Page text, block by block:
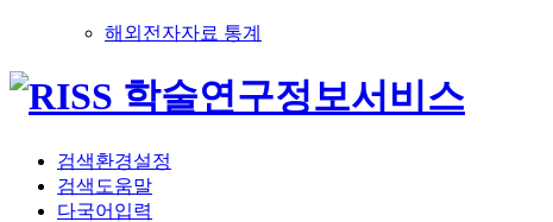
해외전자자료 통계
검색환경설정
검색도움말
다국어입력